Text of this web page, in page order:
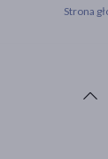
Strona